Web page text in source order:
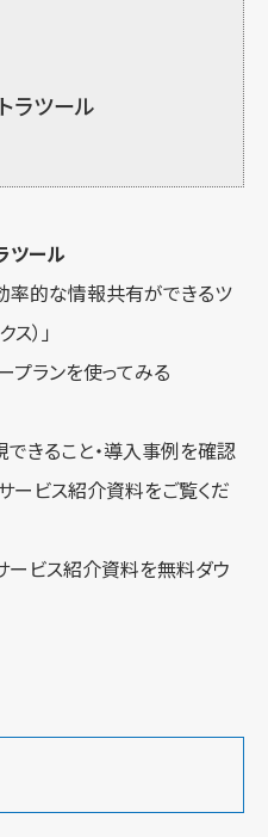
ラツール
ツール
率的な情報共有ができるツ
） 」
プランを使ってみる
きること・導入事例を確認
ービス紹介資料をご覧くだ
ービス紹介資料を無料ダウ